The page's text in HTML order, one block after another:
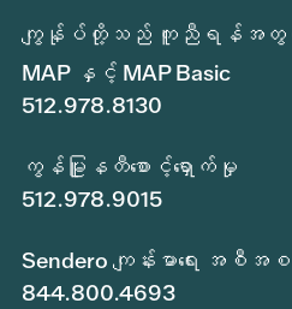
ကျွန်ုပ်တို့သည် ကူညီရန်အတွက်
MAP နှင့် MAP Basic
512.978.8130
ကွန်မြူနတီစောင့်ရှောက်မှု
512.978.9015
Sendero ကျန်းမာရေး အစီအစဉ်
844.800.4693